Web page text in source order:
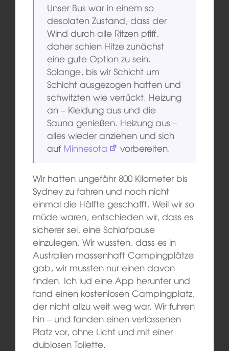
Unser Bus war in einem so
desolaten Zustand, dass der
Wind durch alle Ritzen pfiff,
daher schien Hitze zunächst
eine gute Option zu sein.
Solange, bis wir Schicht um
Schicht ausgezogen hatten und
schwitzten wie verrückt. Heizung
an – Kleidung aus und die
Sauna genießen. Heizung aus –
alles wieder anziehen und sich
auf Minnesota vorbereiten.
Wir hatten ungefähr 800 Kilometer bis
Sydney zu fahren und noch nicht
einmal die Hälfte geschafft. Weil wir so
müde waren, entschieden wir, dass es
sicherer sei, eine Schlafpause
einzulegen. Wir wussten, dass es in
Australien massenhaft Campingplätze
gab, wir mussten nur einen davon
finden. Ich lud eine App herunter und
fand einen kostenlosen Campingplatz,
der nicht allzu weit weg war. Wir fuhren
hin – und fanden einen verlassenen
Platz vor, ohne Licht und mit einer
dubiosen Toilette.